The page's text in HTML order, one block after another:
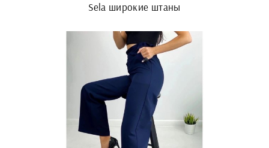
Sela широкие штаны